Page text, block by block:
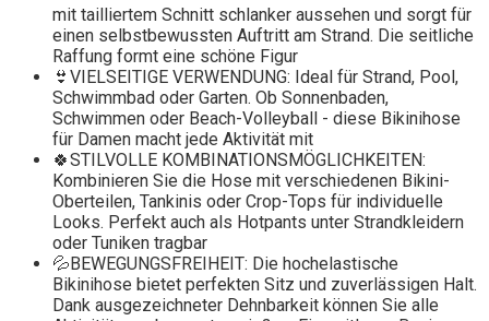
mit tailliertem Schnitt schlanker aussehen und sorgt für
einen selbstbewussten Auftritt am Strand. Die seitliche
Raffung formt eine schöne Figur
👙VIELSEITIGE VERWENDUNG: Ideal für Strand, Pool,
Schwimmbad oder Garten. Ob Sonnenbaden,
Schwimmen oder Beach-Volleyball - diese Bikinihose
für Damen macht jede Aktivität mit
🍀STILVOLLE KOMBINATIONSMÖGLICHKEITEN:
Kombinieren Sie die Hose mit verschiedenen Bikini-
Oberteilen, Tankinis oder Crop-Tops für individuelle
Looks. Perfekt auch als Hotpants unter Strandkleidern
oder Tuniken tragbar
💦BEWEGUNGSFREIHEIT: Die hochelastische
Bikinihose bietet perfekten Sitz und zuverlässigen Halt.
Dank ausgezeichneter Dehnbarkeit können Sie alle